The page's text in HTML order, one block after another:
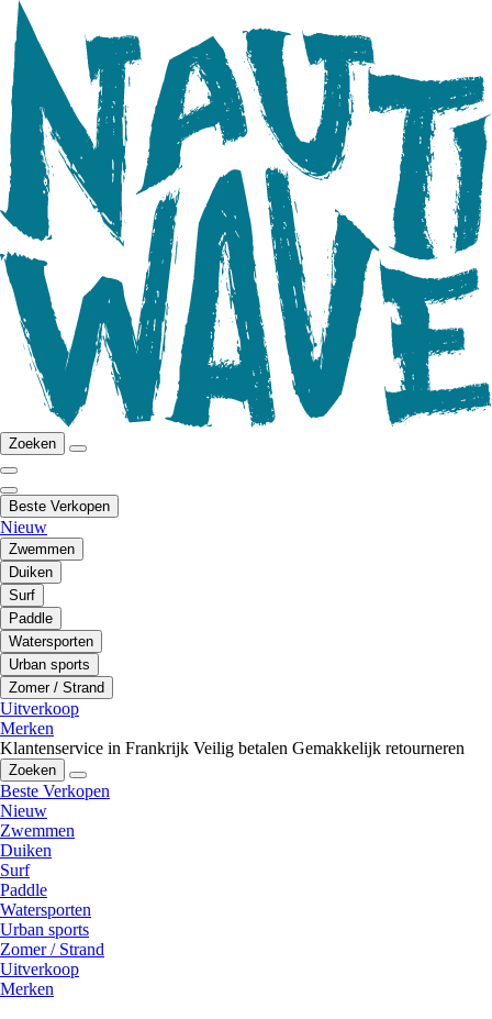
Zoeken
Beste Verkopen
Nieuw
Zwemmen
Duiken
Surf
Paddle
Watersporten
Urban sports
Zomer / Strand
Uitverkoop
Merken
Klantenservice in Frankrijk Veilig betalen Gemakkelijk retourneren
Zoeken
Beste Verkopen
Nieuw
Zwemmen
Duiken
Surf
Paddle
Watersporten
Urban sports
Zomer / Strand
Uitverkoop
Merken